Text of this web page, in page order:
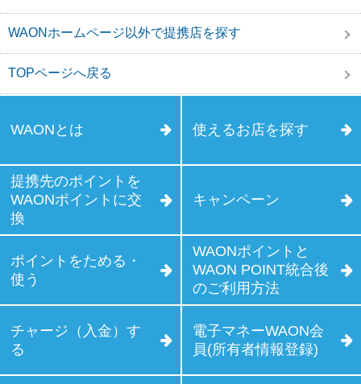
WAONホームページ以外で提携店を探す
TOPページへ戻る